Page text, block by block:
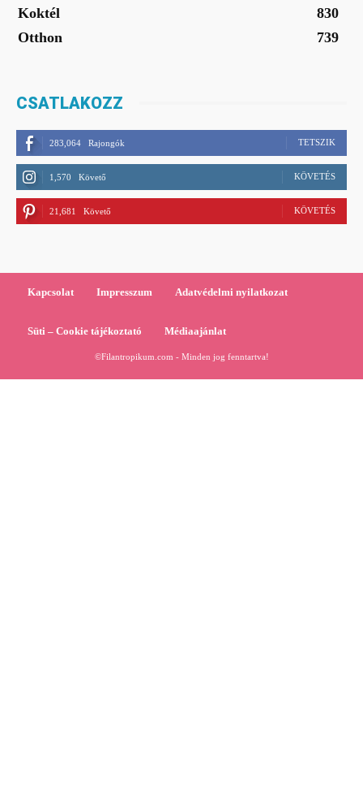
Koktél
830
Otthon
739
CSATLAKOZZ
283,064 Rajongók TETSZIK
1,570 Követő KÖVETÉS
21,681 Követő KÖVETÉS
Kapcsolat Impresszum Adatvédelmi nyilatkozat
Süti – Cookie tájékoztató Médiaajánlat
©Filantropikum.com - Minden jog fenntartva!